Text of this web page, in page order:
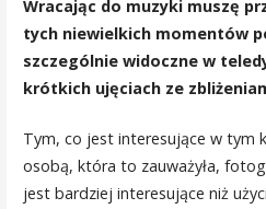
Wracając do muzyki muszę
tych niewielkich momentów
szczególnie widoczne w
krótkich ujęciach ze
Tym, co jest interesujące w tym
osobą, która to zauważyła,
jest bardziej interesujące niż